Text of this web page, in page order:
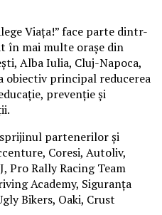
Viața!” face parte dintr-
în mai multe orașe din
Alba Iulia, Cluj-Napoca,
obiectiv principal reducerea
prevenție și
partenerilor și
Coresi, Autoliv,
Pro Rally Racing Team
Academy, Siguranța
Bikers, Oaki, Crust